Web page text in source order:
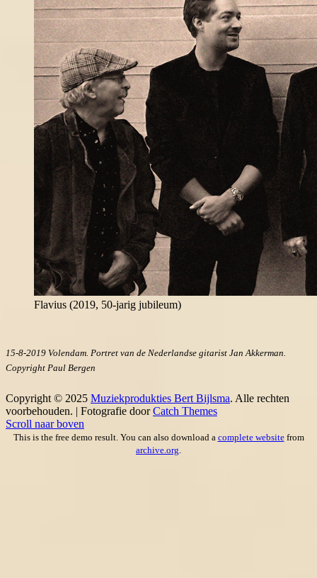
Flavius (2019, 50-jarig jubileum)
15-8-2019 Volendam. Portret van de Nederlandse gitarist Jan Akkerman.
Copyright Paul Bergen
Copyright © 2025 Muziekprodukties Bert Bijlsma. Alle rechten
voorbehouden. | Fotografie doorCatch Themes
Scroll naar boven
This is the free demo result. You can also download a complete websitefrom
archive.org.